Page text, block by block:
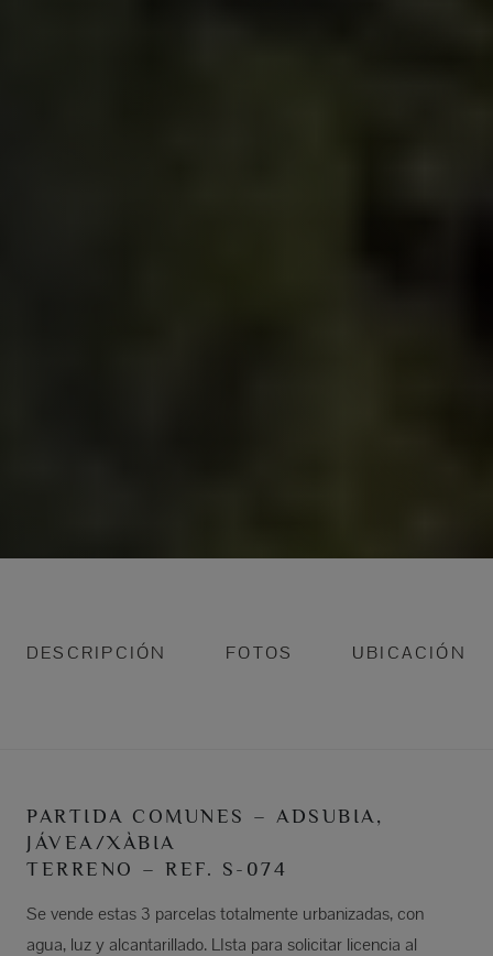
DESCRIPCIÓN FOTOS UBICACIÓN
PARTIDA COMUNES – ADSUBIA,
JÁVEA/XÀBIA
TERRENO – REF. S-074
Se vende estas 3 parcelas totalmente urbanizadas, con
agua, luz y alcantarillado. LIsta para solicitar licencia al